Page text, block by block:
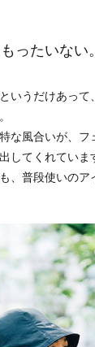
ったいない。
いうだけあって
な風合いが、フ
してくれていま
、普段使いのア